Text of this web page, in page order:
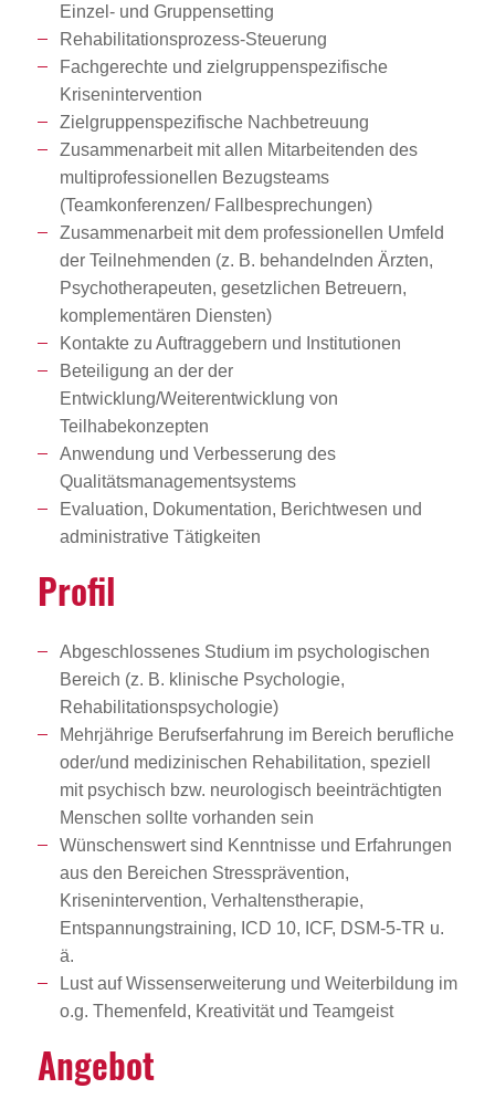
Einzel- und Gruppensetting
Rehabilitationsprozess-Steuerung
Fachgerechte und zielgruppenspezifische
Krisenintervention
Zielgruppenspezifische Nachbetreuung
Zusammenarbeit mit allen Mitarbeitenden des
multiprofessionellen Bezugsteams
(Teamkonferenzen/ Fallbesprechungen)
Zusammenarbeit mit dem professionellen Umfeld
der Teilnehmenden (z. B. behandelnden Ärzten,
Psychotherapeuten, gesetzlichen Betreuern,
komplementären Diensten)
Kontakte zu Auftraggebern und Institutionen
Beteiligung an der der
Entwicklung/Weiterentwicklung von
Teilhabekonzepten
Anwendung und Verbesserung des
Qualitätsmanagementsystems
Evaluation, Dokumentation, Berichtwesen und
administrative Tätigkeiten
Profil
Abgeschlossenes Studium im psychologischen
Bereich (z. B. klinische Psychologie,
Rehabilitationspsychologie)
Mehrjährige Berufserfahrung im Bereich berufliche
oder/und medizinischen Rehabilitation, speziell
mit psychisch bzw. neurologisch beeinträchtigten
Menschen sollte vorhanden sein
Wünschenswert sind Kenntnisse und Erfahrungen
aus den Bereichen Stressprävention,
Krisenintervention, Verhaltenstherapie,
Entspannungstraining, ICD 10, ICF, DSM-5-TR u.
ä.
Lust auf Wissenserweiterung und Weiterbildung im
o.g. Themenfeld, Kreativität und Teamgeist
Angebot